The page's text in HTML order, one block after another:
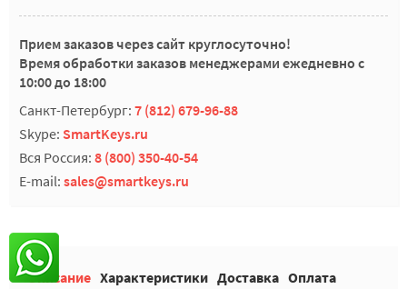
Прием заказов через сайт круглосуточно!
Время обработки заказов менеджерами ежедневно с
10:00 до 18:00
Санкт-Петербург: 7 (812) 679-96-88
Skype: SmartKeys.ru
Вся Россия: 8 (800) 350-40-54
E-mail: sales@smartkeys.ru
Описание Характеристики Доставка Оплата